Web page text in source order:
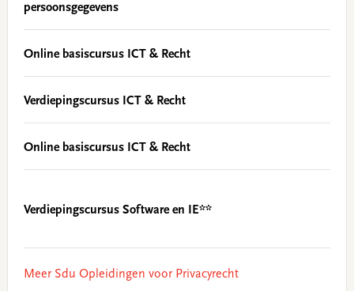
persoonsgegevens
Online basiscursus ICT & Recht
Verdiepingscursus ICT & Recht
Online basiscursus ICT & Recht
Verdiepingscursus Software en IE**
Meer Sdu Opleidingen voor Privacyrecht